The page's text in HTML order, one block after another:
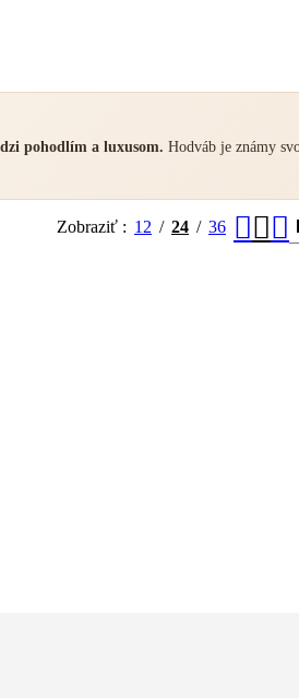
pohodlím a luxusom. Hodváb je známy
Zobraziť 12 24 36